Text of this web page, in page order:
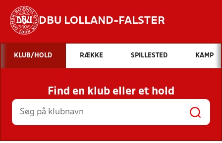
DBU LOLLAND-FALSTER
Hvad vil du søge efter?
INDHOLD OG NYHEDER
STILLINGER, RESULTATER, KLUBBER OG
HOLD
KLUB/HOLD RÆKKE SPILLESTED KAMP
Find en klub eller et hold